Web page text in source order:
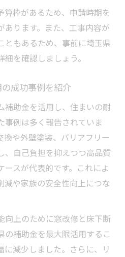
算枠があるため、申請時期を
あります。また、工事内容が
ともあるため、事前に埼玉県
を確認しましょう。
成功事例を紹介
補助金を活用し、住まいの耐
事例は多く報告されていま
換や外壁塗装、バリアフリー
、自己負担を抑えつつ高品質
スが代表的です。これによ
減や家族の安全性向上につな
向上のために窓改修と床下断
の補助金を最大限活用するこ
に減少しました。さらに、リ